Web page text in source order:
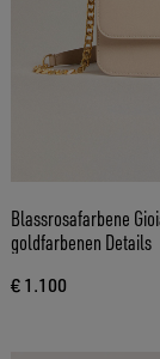
Blassrosafarbene
goldfarbenen Details
€ 1.100